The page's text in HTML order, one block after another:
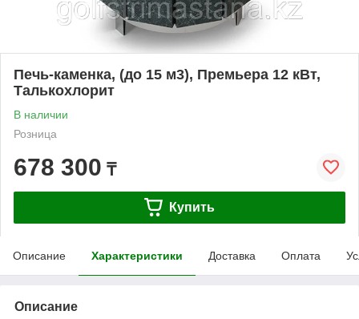
Печь-каменка, (до 15 м3), Премьера 12 кВт,
Талькохлорит
В наличии
Розница
678 300 ₸
Купить
Описание Характеристики Доставка Оплата
Описание